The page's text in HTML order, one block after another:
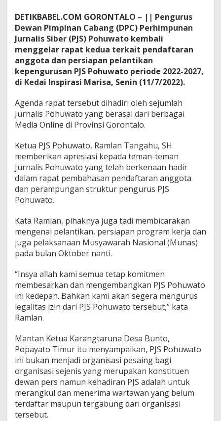
B
e
s
a
r
k
a
n
P
S
DETIKBABEL.COM GORONTALO – || Pengurus
Dewan Pimpinan Cabang (DPC) Perhimpunan
Jurnalis Siber (PJS) Pohuwato kembali
menggelar rapat kedua terkait pendaftaran
anggota dan persiapan pelantikan
kepengurusan PJS Pohuwato periode 2022-2027,
di Kedai Inspirasi Marisa, Senin (11/7/2022).
Agenda rapat tersebut dihadiri oleh sejumlah
Jurnalis Pohuwato yang berasal dari berbagai
Media Online di Provinsi Gorontalo.
Ketua PJS Pohuwato, Ramlan Tangahu, SH
memberikan apresiasi kepada teman-teman
Jurnalis Pohuwato yang telah berkenaan hadir
dalam rapat pembahasan pendaftaran anggota
dan perampungan struktur pengurus PJS
Pohuwato.
Kata Ramlan, pihaknya juga tadi membicarakan
mengenai pelantikan, persiapan program kerja dan
juga pelaksanaan Musyawarah Nasional (Munas)
pada bulan Oktober nanti.
“Insya allah kami semua tetap komitmen
membesarkan dan mengembangkan PJS Pohuwato
ini kedepan. Bahkan kami akan segera mengurus
legalitas izin dari PJS Pohuwato tersebut,” kata
Ramlan.
Mantan Ketua Karangtaruna Desa Bunto,
Popayato Timur itu menyampaikan, PJS Pohuwato
ini bukan menjadi organisasi pesaing bagi
organisasi sejenis yang merupakan konstituen
dewan pers namun kehadiran PJS adalah untuk
merangkul dan menerima wartawan yang belum
terdaftar maupun tergabung dari organisasi
tersebut.